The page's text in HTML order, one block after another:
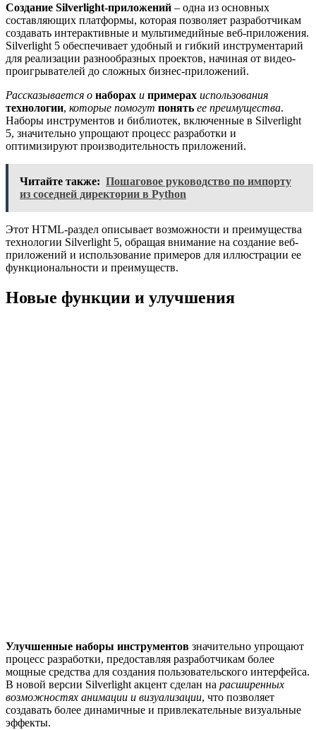
Создание Silverlight-приложений – одна из основных
составляющих платформы, которая позволяет разработчикам
создавать интерактивные и мультимедийные веб-приложения.
Silverlight 5 обеспечивает удобный и гибкий инструментарий
для реализации разнообразных проектов, начиная от видео-
проигрывателей до сложных бизнес-приложений.
Рассказывается о наборах и примерах использования
технологии, которые помогут понять ее преимущества.
Наборы инструментов и библиотек, включенные в Silverlight
5, значительно упрощают процесс разработки и
оптимизируют производительность приложений.
Читайте также: Пошаговое руководство по импорту
из соседней директории в Python
Этот HTML-раздел описывает возможности и преимущества
технологии Silverlight 5, обращая внимание на создание веб-
приложений и использование примеров для иллюстрации ее
функциональности и преимуществ.
Новые функции и улучшения
Улучшенные наборы инструментов значительно упрощают
процесс разработки, предоставляя разработчикам более
мощные средства для создания пользовательского интерфейса.
В новой версии Silverlight акцент сделан на расширенных
возможностях анимации и визуализации, что позволяет
создавать более динамичные и привлекательные визуальные
эффекты.